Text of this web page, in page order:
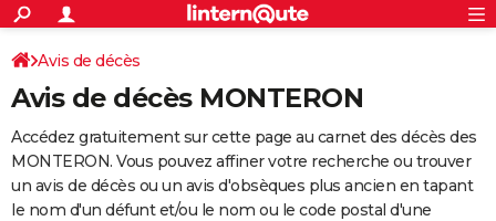
ACTUALITÉS
Politique
Société
Faits Divers
Education
Monde
Villes
+
SPORT
Coupe du monde 2026
Football
Tennis
Cyclisme
Rugby
Forum
Programme TV
TNT
Streaming
Cinéma
Sorties cinéma
Musique
+
FINANCE
Impôts
Immobilier
Risques naturels par ville
Banque
Assurance
Crédit
AUTO
Avis de décès
Avis de décès MONTERON
Accédez gratuitement sur cette page au carnet des décès des
MONTERON. Vous pouvez affiner votre recherche ou trouver
un avis de décès ou un avis d'obsèques plus ancien en tapant
le nom d'un défunt et/ou le nom ou le code postal d'une